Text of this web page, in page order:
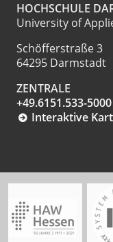
HOCHSCHULE
University of
Schöfferstraße 3
64295 Darmstadt
ZENTRALE
+49.6151.533-5000
Interaktive